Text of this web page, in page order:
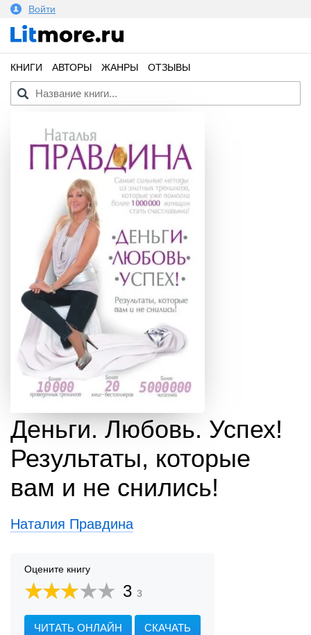
Войти
КНИГИ АВТОРЫ ЖАНРЫ ОТЗЫВЫ
Деньги. Любовь. Успех!
Результаты, которые
вам и не снились!
Наталия Правдина
Оцените книгу
3 3
ЧИТАТЬ ОНЛАЙН СКАЧАТЬ